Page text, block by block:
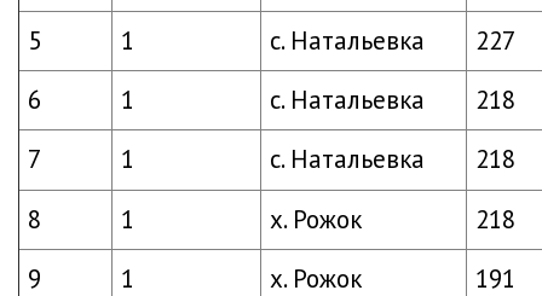
5
1 с. Натальевка
227
6
1 с. Натальевка
218
7
1 с. Натальевка
218
8
1 х. Рожок
218
9
1 х. Рожок
191